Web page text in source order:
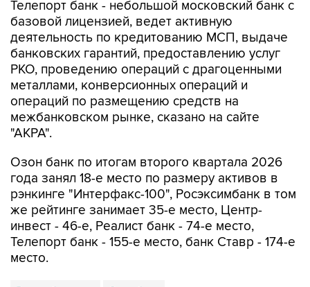
деятельность по кредитованию МСП, выдаче
банковских гарантий, предоставлению услуг
РКО, проведению операций с драгоценными
металлами, конверсионных операций и
операций по размещению средств на
межбанковском рынке, сказано на сайте
"АКРА".
Озон банк по итогам второго квартала 2026
рэнкинге "Интерфакс-100", Росэксимбанк в том
же рейтинге занимает 35-е место, Центр-
инвест - 46-е, Реалист банк - 74-е место,
Телепорт банк - 155-е место, банк Ставр - 174-е
место.
Великобритания